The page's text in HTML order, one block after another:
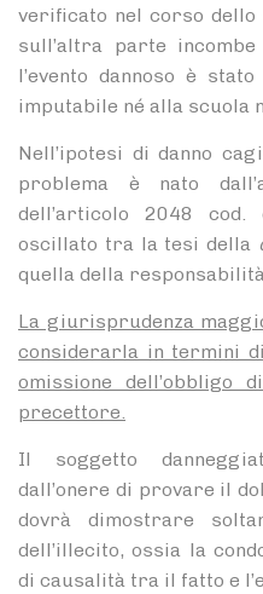
verificato nel corso
sull’altra parte
l’evento dannoso è
imputabile né alla scuola
Nell’ipotesi di danno
problema è nato
dell’articolo 2048 cod.
oscillato tra la tesi della
quella della
La giurisprudenza
considerarla in termini
omissione dell’obbligo
precettore.
Il soggetto
dall’onere di provare il
dovrà dimostrare
dell’illecito, ossia la
di causalità tra il fatto e